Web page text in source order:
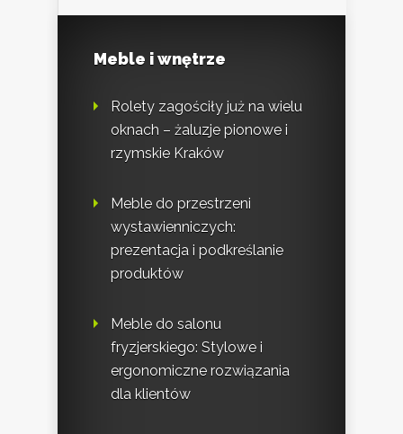
Meble i wnętrze
Rolety zagościły już na wielu
oknach – żaluzje pionowe i
rzymskie Kraków
Meble do przestrzeni
wystawienniczych:
prezentacja i podkreślanie
produktów
Meble do salonu
fryzjerskiego: Stylowe i
ergonomiczne rozwiązania
dla klientów